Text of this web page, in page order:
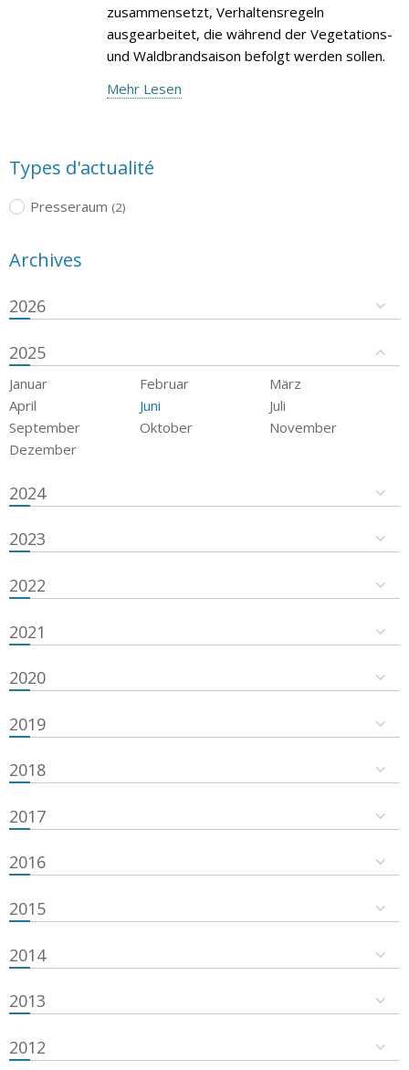
zusammensetzt, Verhaltensregeln
ausgearbeitet, die während der Vegetations-
und Waldbrandsaison befolgt werden sollen.
Mehr Lesen
Types d'actualité
Presseraum (2)
Archives
2026
2025
Januar Februar
März
April
Juni
Juli
September
Oktober
November
Dezember
2024
2023
2022
2021
2020
2019
2018
2017
2016
2015
2014
2013
2012